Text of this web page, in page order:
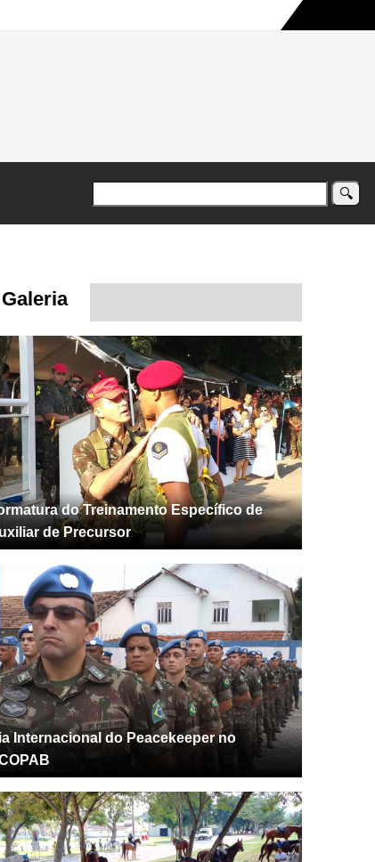
campanha humanitária já registrada no país
Galeria
do Treinamento Específico de
de Precursor
Internacional do Peacekeeper no